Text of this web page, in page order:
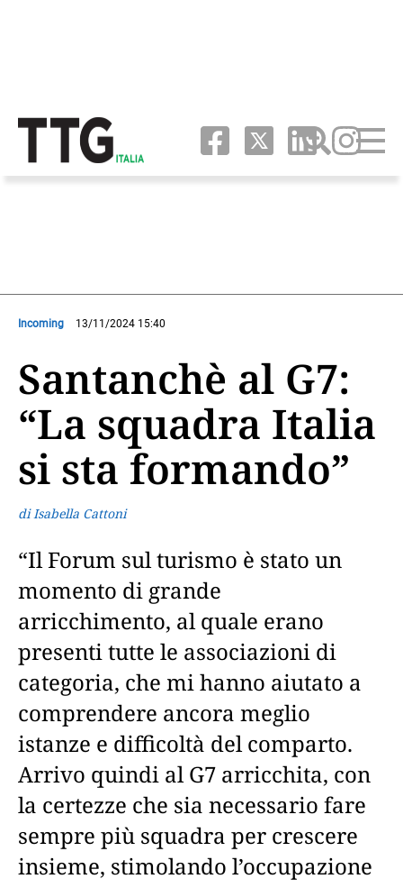
Incoming 13/11/2024 15:40
Santanchè al G7:
“La squadra Italia
si sta formando”
di Isabella Cattoni
“Il Forum sul turismo è stato un
momento di grande
arricchimento, al quale erano
presenti tutte le associazioni di
categoria, che mi hanno aiutato a
comprendere ancora meglio
istanze e difficoltà del comparto.
Arrivo quindi al G7 arricchita, con
la certezze che sia necessario fare
sempre più squadra per crescere
insieme, stimolando l’occupazione